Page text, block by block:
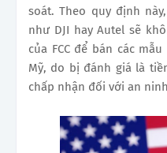
soát. Theo quy định
như DJI hay Autel sẽ
của FCC để bán các
Mỹ, do bị đánh giá là
chấp nhận đối với an